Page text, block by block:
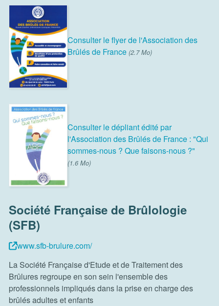
Consulter le flyer de l'Association des
Brûlés de France (2.7 Mo)
Consulter le dépliant édité par
l'Association des Brûlés de France : "Qui
sommes-nous ? Que faisons-nous ?"
(1.6 Mo)
Société Française de Brûlologie
(SFB)
www.sfb-brulure.com/
La Société Française d'Etude et de Traitement des
Brûlures regroupe en son sein l'ensemble des
professionnels impliqués dans la prise en charge des
brûlés adultes et enfants